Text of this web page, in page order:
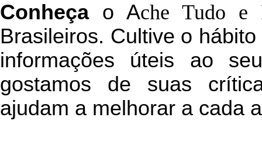
Conheçao Ache Tudo e
Brasileiros. Cultive o
informações úteis ao
gostamos de suas
ajudam a melhorar a cada